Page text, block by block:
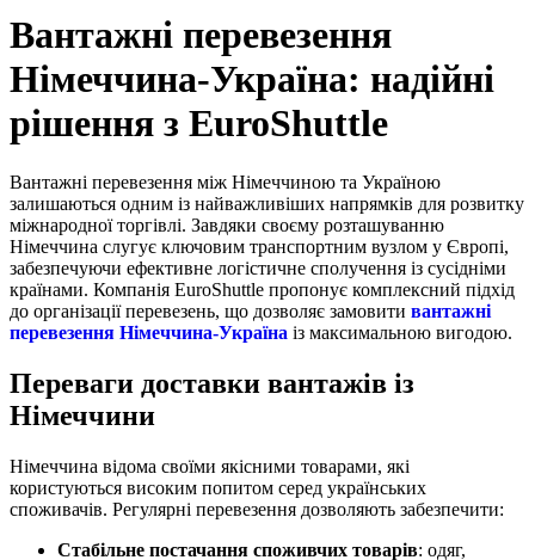
Вантажні перевезення
Німеччина-Україна: надійні
рішення з EuroShuttle
Вантажні перевезення між Німеччиною та Україною
залишаються одним із найважливіших напрямків для розвитку
міжнародної торгівлі. Завдяки своєму розташуванню
Німеччина слугує ключовим транспортним вузлом у Європі,
забезпечуючи ефективне логістичне сполучення із сусідніми
країнами. Компанія EuroShuttle пропонує комплексний підхід
до організації перевезень, що дозволяє замовити вантажні
перевезення Німеччина-Україна із максимальною вигодою.
Переваги доставки вантажів із
Німеччини
Німеччина відома своїми якісними товарами, які
користуються високим попитом серед українських
споживачів. Регулярні перевезення дозволяють забезпечити:
Стабільне постачання споживчих товарів: одяг,